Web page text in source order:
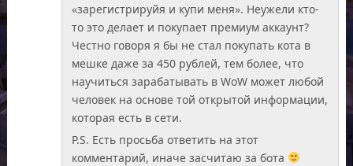
«зарегистрируйя и купи меня». Неужели кто-
то это делает и покупает премиум аккаунт?
Честно говоря я бы не стал покупать кота в
мешке даже за 450 рублей, тем более, что
научиться зарабатывать в WoW может любой
человек на основе той открытой информации,
которая есть в сети.
P.S. Есть просьба ответить на этот
комментарий, иначе засчитаю за бота